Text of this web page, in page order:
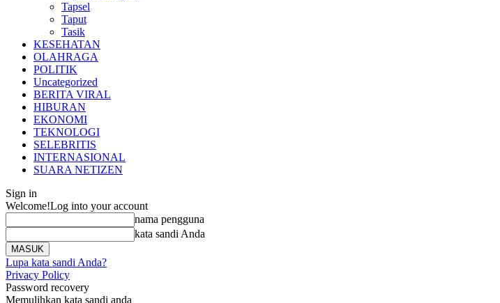
Tapsel
Taput
Tasik
KESEHATAN
OLAHRAGA
POLITIK
Uncategorized
BERITA VIRAL
HIBURAN
EKONOMI
TEKNOLOGI
SELEBRITIS
INTERNASIONAL
SUARA NETIZEN
Sign in
Welcome!Log into your account
nama pengguna
kata sandi Anda
Lupa kata sandi Anda?
Privacy Policy
Password recovery
Memulihkan kata sandi anda